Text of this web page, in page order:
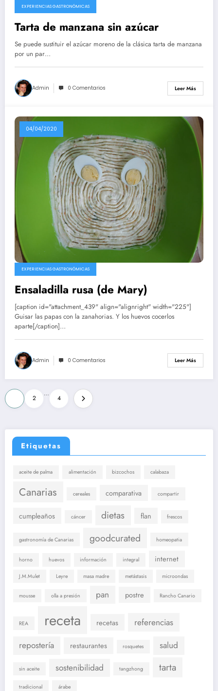
EXPERIENCIAS GASTRONÓMICAS
Tarta de manzana sin azúcar
Se puede sustituir el azúcar moreno de la clásica tarta de manzana
por un par…
Admin 0 Comentarios Leer Más
04/04/2020
EXPERIENCIAS GASTRONÓMICAS
Ensaladilla rusa (de Mary)
[caption id="attachment_439" align="alignright" width="225"]
Guisar las papas con la zanahorias. Y los huevos cocerlos
aparte[/caption]…
Admin 0 Comentarios Leer Más
Paginación
de
entradas
2
…
4
Etiquetas
aceite de palma alimentación bizcochos calabaza
Canarias cereales comparativa compartir
cumpleaños cáncer dietas flan frescos
gastronomía de Canarias goodcurated homeopatia
horno huevos información integral internet
J.M.Mulet Leyre masa madre metástasis microondas
mousse olla a presión pan postre Rancho Canario
REA receta recetas
referencias
repostería
restaurantes rosquetes salud
sin aceite sostenibilidad tangzhong tarta
tradicional árabe